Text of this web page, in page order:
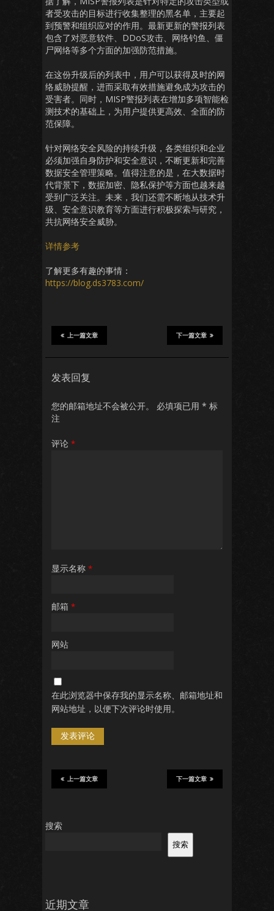
者受攻击的目标进行收集整理的黑名单，主要起
到预警和组织应对的作用。最新更新的警报列表
包含了对恶意软件、DDoS攻击、网络钓鱼、僵
尸网络等多个方面的加强防范措施。
在这份升级后的列表中，用户可以获得及时的网
络威胁提醒，进而采取有效措施避免成为攻击的
受害者。同时，MISP警报列表在增加多项智能检
测技术的基础上，为用户提供更高效、全面的防
范保障。
针对网络安全风险的持续升级，各类组织和企业
必须加强自身防护和安全意识，不断更新和完善
数据安全管理策略。值得注意的是，在大数据时
代背景下，数据加密、隐私保护等方面也越来越
受到广泛关注。未来，我们还需不断地从技术升
级、安全意识教育等方面进行积极探索与研究，
共抗网络安全威胁。
详情参考
了解更多有趣的事情：
https://blog.ds3783.com/
下一篇文章
上一篇文章
发表回复
您的邮箱地址不会被公开。 必填项已用 * 标
注
评论 *
显示名称 *
邮箱 *
网站
在此浏览器中保存我的显示名称、邮箱地址和
网站地址，以便下次评论时使用。
下一篇文章
上一篇文章
搜索
搜索
近期文章